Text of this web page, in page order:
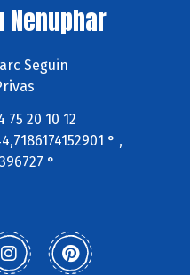
Nenuphar
Seguin
75 20 10 12
° ,
°